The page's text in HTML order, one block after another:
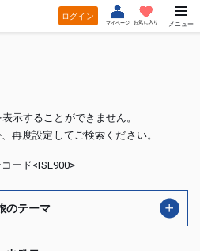
ログイン
マイページ お気に入り メニュー
示することができません。
再度設定してご検索ください。
ード<ISE900>
のテーマ